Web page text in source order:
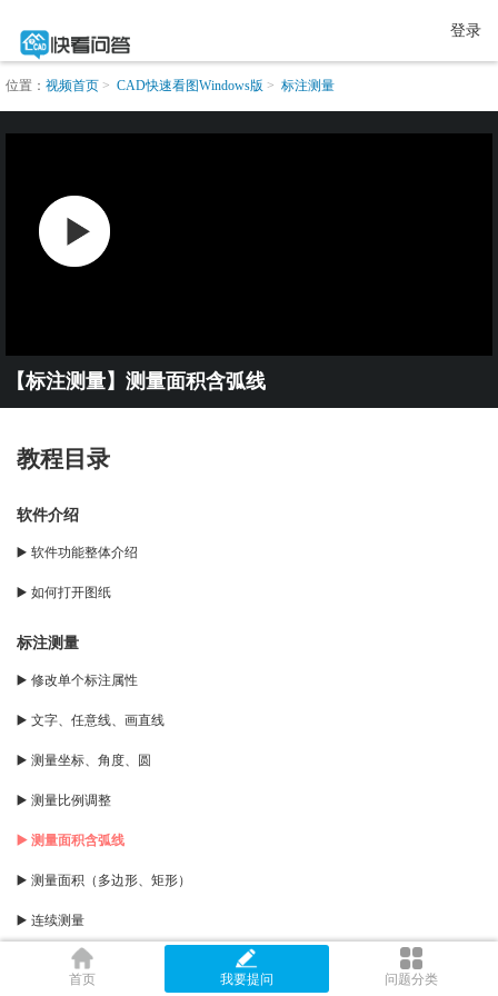
登录
位置： 视频首页 CAD快速看图Windows版 标注测量
【标注测量】测量面积含弧线
教程目录
软件介绍
▶️ 软件功能整体介绍
▶️ 如何打开图纸
标注测量
▶️ 修改单个标注属性
▶️ 文字、任意线、画直线
▶️ 测量坐标、角度、圆
▶️ 测量比例调整
▶️ 测量面积含弧线
▶️ 测量面积（多边形、矩形）
▶️ 连续测量
▶️ 点到直线距离
首页 我要提问 问题分类